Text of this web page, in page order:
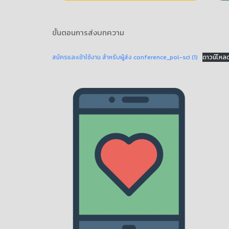
ขั้นตอนการส่งบทความ
สมัครและเข้าใช้งาน สำหรับผู้ส่ง conference_pol-sci (1) ดาวน์โหล